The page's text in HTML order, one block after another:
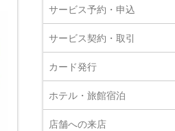
サービス予約・申込
サービス契約・取引
カード発行
ホテル・旅館宿泊
店舗への来店